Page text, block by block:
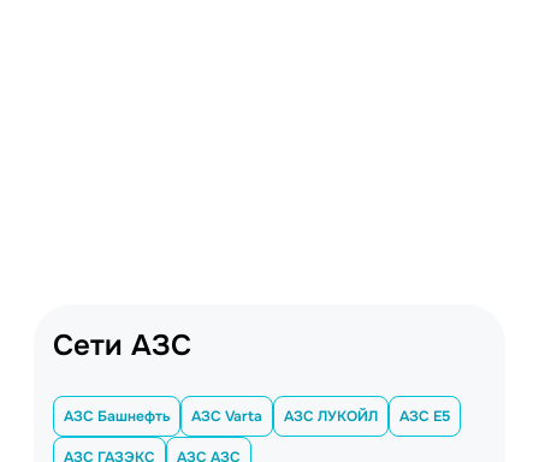
Сети АЗС
АЗС Башнефть АЗС Varta АЗС ЛУКОЙЛ АЗС E5
АЗС ГАЗЭКС АЗС АЗС